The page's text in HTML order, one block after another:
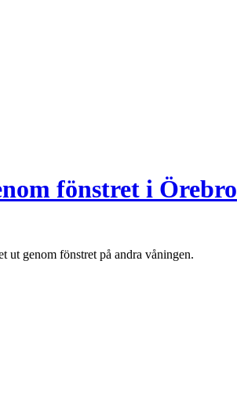
fönstret i Örebro
ut genom fönstret på andra våningen.